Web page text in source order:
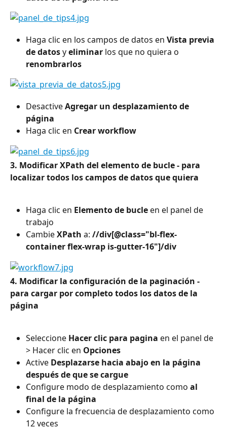
Haga clic en los campos de datos en Vista previa
de datos y eliminar los que no quiera o
renombrarlos
Desactive Agregar un desplazamiento de
página
Haga clic en Crear workflow
3. Modificar XPath del elemento de bucle - para
localizar todos los campos de datos que quiera
Haga clic en Elemento de bucle en el panel de
trabajo
Cambie XPath a: //div[@class="bl-flex-
container flex-wrap is-gutter-16"]/div
4. Modificar la configuración de la paginación -
para cargar por completo todos los datos de la
página
Seleccione Hacer clic para pagina en el panel de
> Hacer clic en Opciones
Active Desplazarse hacia abajo en la página
después de que se cargue
Configure modo de desplazamiento como al
final de la página
Configure la frecuencia de desplazamiento como
12 veces